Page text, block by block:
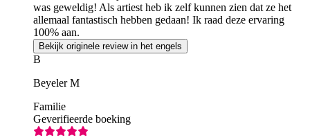
was geweldig! Als artiest heb ik zelf kunnen zien dat ze het
allemaal fantastisch hebben gedaan! Ik raad deze ervaring
100% aan.
Bekijk originele review in het engels
B
Beyeler M
Familie
Geverifieerde boeking